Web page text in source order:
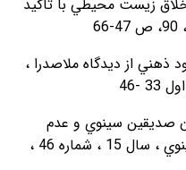
زيست محيطي با تاکيد
از ديدگاه ملاصدرا ،
-46
صديقين سينوي و عدم
شماره 46 ،